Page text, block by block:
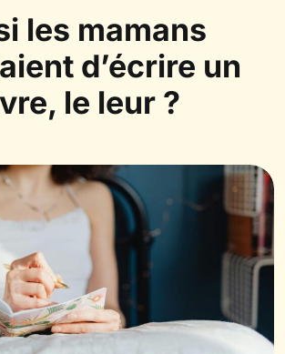
les mamans
d’écrire un
le leur ?